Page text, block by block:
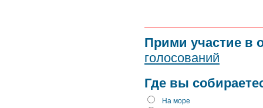
Прими участие в
голосований
Где вы
На море